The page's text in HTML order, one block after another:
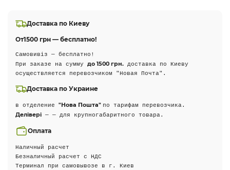
Доставка по Киеву
От1500 грн — бесплатно!
Самовивіз — бесплатно!
При заказе на сумму до 1500 грн. доставка по Киеву
осуществляется перевозчиком "Новая Почта".
Доставка по Украине
в отделение "Нова Пошта" по тарифам перевозчика.
Делівері — — для крупногабаритного товара.
Оплата
Наличный расчет
Безналичный расчет с НДС
Терминал при самовывозе в г. Киев